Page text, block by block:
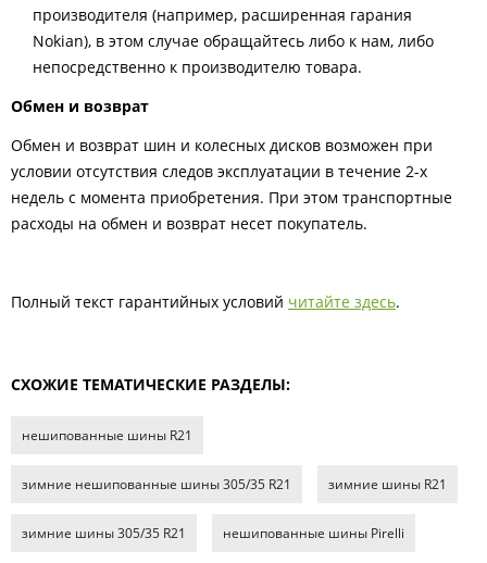
производителя (например, расширенная гарания
Nokian), в этом случае обращайтесь либо к нам, либо
непосредственно к производителю товара.
Обмен и возврат
Обмен и возврат шин и колесных дисков возможен при
условии отсутствия следов эксплуатации в течение 2-х
недель с момента приобретения. При этом транспортные
расходы на обмен и возврат несет покупатель.
Полный текст гарантийных условий читайте здесь.
СХОЖИЕ ТЕМАТИЧЕСКИЕ РАЗДЕЛЫ:
нешипованные шины R21
зимние нешипованные шины 305/35 R21 зимние шины R21
зимние шины 305/35 R21 нешипованные шины Pirelli